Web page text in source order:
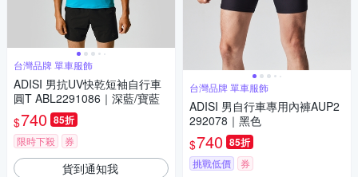
台灣品牌 單車服飾
ADISI 男抗UV快乾短袖自行車
圓T ABL2291086｜深藍/寶藍
$740 85折
限時下殺 券
貨到通知我
台灣品牌 單車服飾
ADISI 男自行車專用內褲AUP2
292078｜黑色
$740 85折
挑戰低價 券